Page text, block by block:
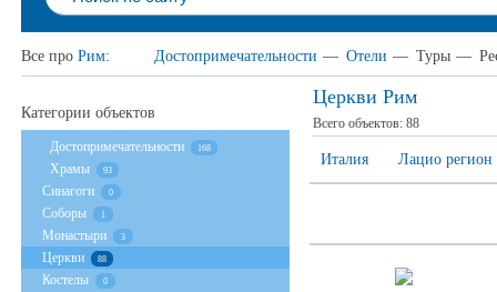
Все про Рим: Достопримечательности — Отели — Туры —
Церкви Рим
Всего объектов: 88
Италия Лацио регион
Категории объектов
Достопримечательности 168
Храмы 93
Cинагоги 0
Соборы 1
Монастыри 3
Церкви 88
Костелы 0